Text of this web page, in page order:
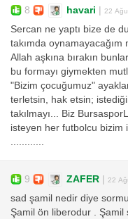
8 havari 22
Sercan ne yaptı bize de
takımda oynamayacağım
Allah aşkına bırakın
bu formayı giymekten
"Bizim çocuğumuz"
terletsin, hak etsin;
takılmayı... Biz
isteyen her futbolcu bizim
............
9 ZAFER 22
sad şamil nedir diye
Şamil ön liberodur .